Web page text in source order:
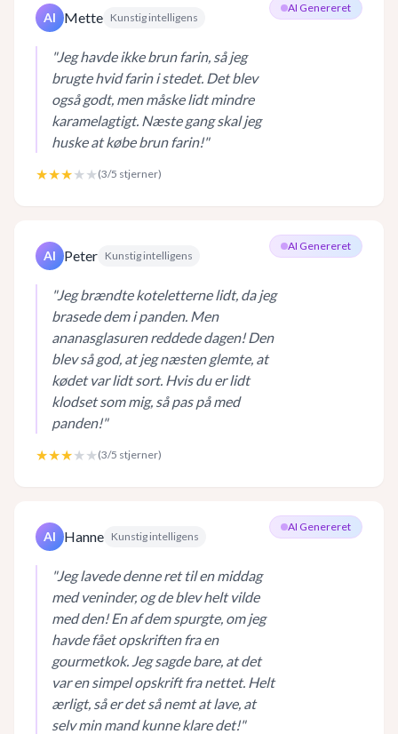
AI Genereret
AI Mette Kunstig intelligens
"Jeg havde ikke brun farin, så jeg
brugte hvid farin i stedet. Det blev
også godt, men måske lidt mindre
karamelagtigt. Næste gang skal jeg
huske at købe brun farin!"
★★★★★ (3/5 stjerner)
AI Genereret
AI Peter Kunstig intelligens
"Jeg brændte koteletterne lidt, da jeg
brasede dem i panden. Men
ananasglasuren reddede dagen! Den
blev så god, at jeg næsten glemte, at
kødet var lidt sort. Hvis du er lidt
klodset som mig, så pas på med
panden!"
★★★★★ (3/5 stjerner)
AI Genereret
AI Hanne Kunstig intelligens
"Jeg lavede denne ret til en middag
med veninder, og de blev helt vilde
med den! En af dem spurgte, om jeg
havde fået opskriften fra en
gourmetkok. Jeg sagde bare, at det
var en simpel opskrift fra nettet. Helt
ærligt, så er det så nemt at lave, at
selv min mand kunne klare det!"